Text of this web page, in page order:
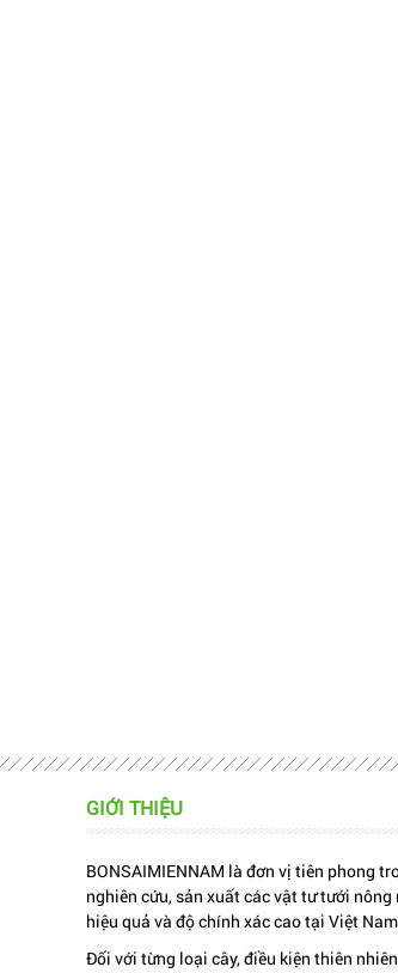
GIỚI THIỆU
BONSAIMIENNAM là đơn vị tiên phong
nghiên cứu, sản xuất các vật tư tưới
hiệu quả và độ chính xác cao tại Việt
Đối với từng loại cây, điều kiện thiên